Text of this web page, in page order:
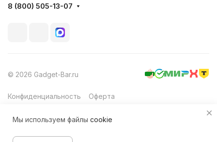
8 (800) 505-13-07
© 2026 Gadget-Bar.ru
Конфиденциальность Оферта
Мы используем файлы cookie